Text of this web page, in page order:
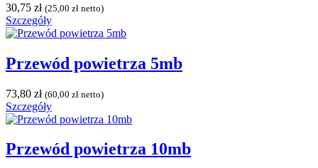
30,75 zł (25,00 zł netto)
Szczegóły
Przewód powietrza 5mb
73,80 zł (60,00 zł netto)
Szczegóły
Przewód powietrza 10mb